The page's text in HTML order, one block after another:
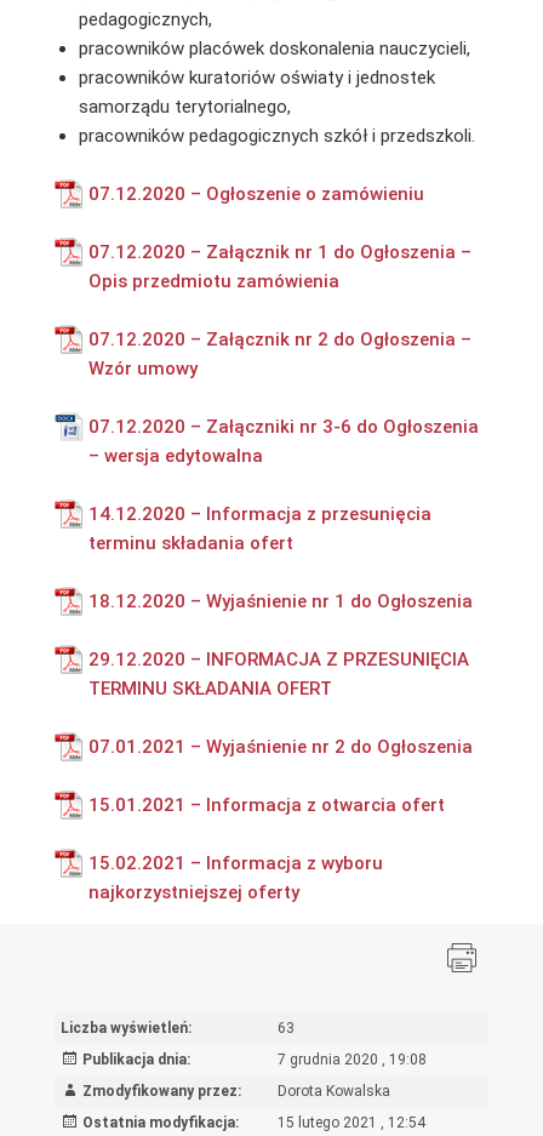
pedagogicznych,
pracowników placówek doskonalenia nauczycieli,
pracowników kuratoriów oświaty i jednostek
samorządu terytorialnego,
pracowników pedagogicznych szkół i przedszkoli.
07.12.2020 – Ogłoszenie o zamówieniu
07.12.2020 – Załącznik nr 1 do Ogłoszenia –
Opis przedmiotu zamówienia
07.12.2020 – Załącznik nr 2 do Ogłoszenia –
Wzór umowy
07.12.2020 – Załączniki nr 3-6 do Ogłoszenia
– wersja edytowalna
14.12.2020 – Informacja z przesunięcia
terminu składania ofert
18.12.2020 – Wyjaśnienie nr 1 do Ogłoszenia
29.12.2020 – INFORMACJA Z PRZESUNIĘCIA
TERMINU SKŁADANIA OFERT
07.01.2021 – Wyjaśnienie nr 2 do Ogłoszenia
15.01.2021 – Informacja z otwarcia ofert
15.02.2021 – Informacja z wyboru
najkorzystniejszej oferty
Liczba wyświetleń:
63
Publikacja dnia:
7 grudnia 2020 , 19:08
Zmodyfikowany przez:
Dorota Kowalska
Ostatnia modyfikacja:
15 lutego 2021 , 12:54